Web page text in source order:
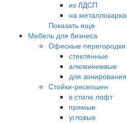
из ЛДСП
на
Показать еще
Мебель для бизнеса
Офисные перегородки
стеклянные
алюминиевые
для зонирования
Стойки-ресепшен
в стиле лофт
прямые
угловые